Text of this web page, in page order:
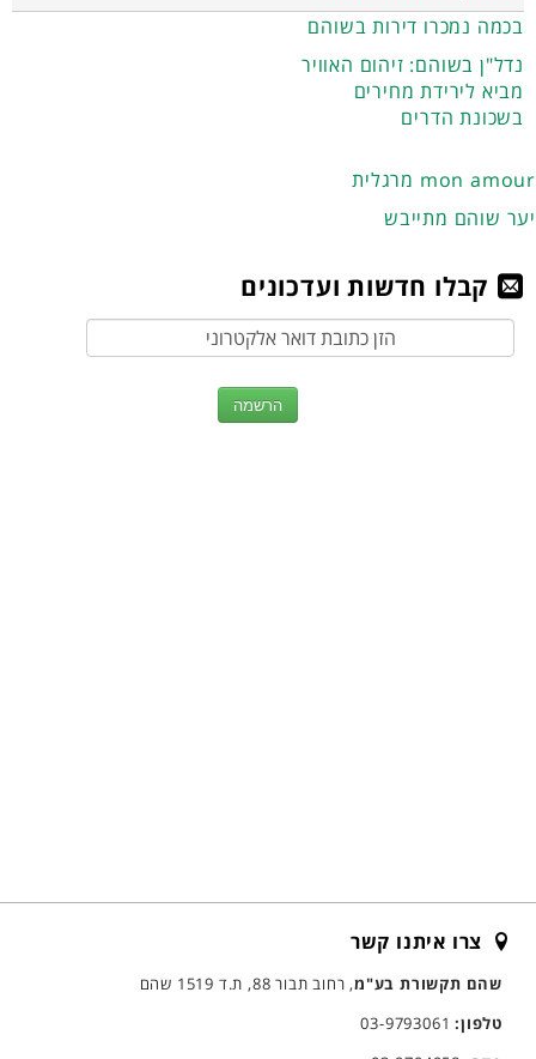
בכמה נמכרו דירות בשוהם
נדל"ן בשוהם: זיהום האוויר
מביא לירידת מחירים
בשכונת הדרים
מרגלית mon amour
יער שוהם מתייבש
קבלו חדשות ועדכונים
צרו איתנו קשר
שהם תקשורת בע"מ, רחוב תבור 88, ת.ד 1519 שהם
טלפון:03-9793061